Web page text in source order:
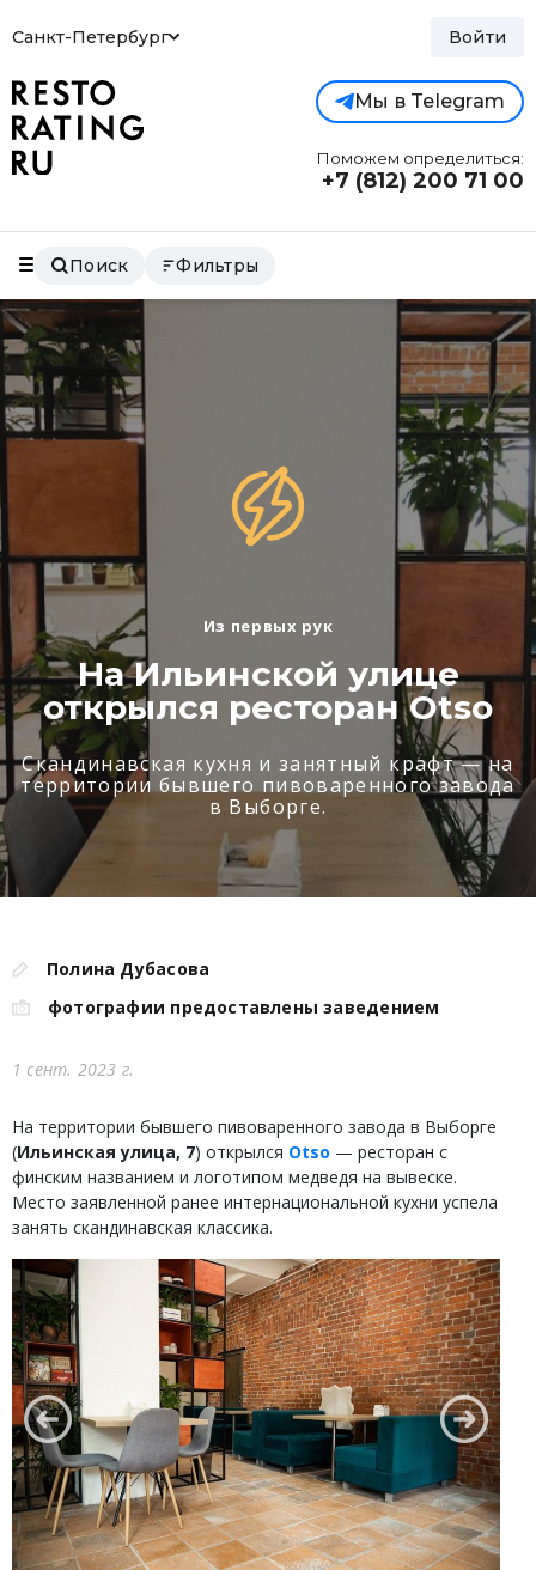
Санкт-Петербург Войти
Мы в Telegram
Поможем определиться:
+7 (812) 200 71 00
Поиск Фильтры
Из первых рук
На Ильинской улице
открылся ресторан Otso
Скандинавская кухня и занятный крафт — на
территории бывшего пивоваренного завода
в Выборге.
Полина Дубасова
фотографии предоставлены заведением
1 сент. 2023 г.
На территории бывшего пивоваренного завода в Выборге
(Ильинская улица, 7) открылся Otso — ресторан с
финским названием и логотипом медведя на вывеске.
Место заявленной ранее интернациональной кухни успела
занять скандинавская классика.